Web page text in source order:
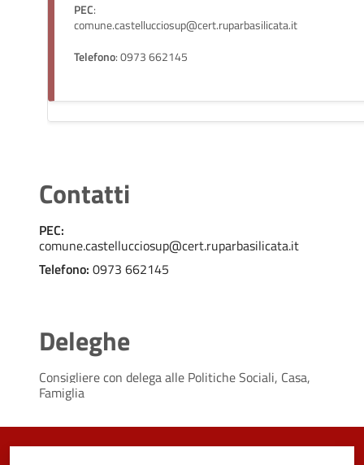
PEC:
comune.castellucciosup@cert.ruparbasilicata.it
Telefono: 0973 662145
Contatti
PEC:
comune.castellucciosup@cert.ruparbasilicata.it
Telefono: 0973 662145
Deleghe
Consigliere con delega alle Politiche Sociali, Casa,
Famiglia